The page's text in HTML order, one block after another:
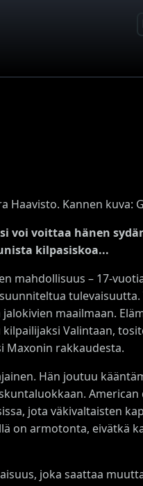
Haavisto. Kannen kuva:
voittaa hänen
kilpasiskoa...
mahdollisuus – 17-
maailmaan.
Valintaan,
Maxonin rakkaudesta.
Hän joutuu
jota väkivaltaisten
on armotonta, eivätkä
joka saattaa